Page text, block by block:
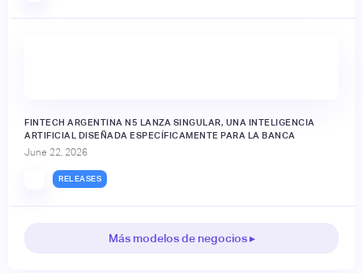
FINTECH ARGENTINA N5 LANZA SINGULAR, UNA INTELIGENCIA
ARTIFICIAL DISEÑADA ESPECÍFICAMENTE PARA LA BANCA
June 22, 2026
RELEASES
Más modelos de negocios ▸